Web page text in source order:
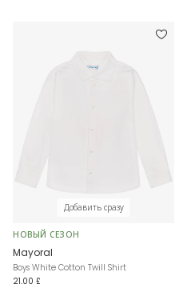
Добавить сразу
НОВЫЙ СЕЗОН
Mayoral
Boys White Cotton Twill Shirt
21,00 £